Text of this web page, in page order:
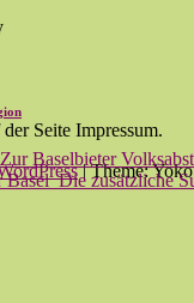
Seite Impressum.
|Theme:
Baselbieter
Basel Die zusätzliche